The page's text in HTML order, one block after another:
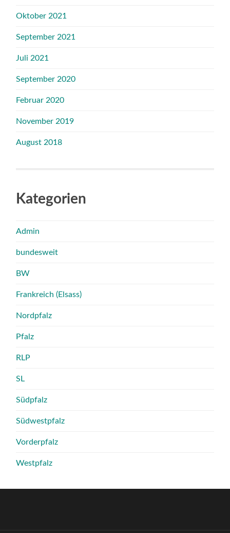
Oktober 2021
September 2021
Juli 2021
September 2020
Februar 2020
November 2019
August 2018
Kategorien
Admin
bundesweit
BW
Frankreich (Elsass)
Nordpfalz
Pfalz
RLP
SL
Südpfalz
Südwestpfalz
Vorderpfalz
Westpfalz